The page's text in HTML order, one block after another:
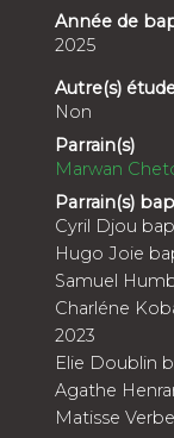
Année de
2025
Autre(s)
Non
Parrain(s)
Marwan
Parrain(s)
Cyril Djou
Hugo Joie
Samuel
Charléne
2023
Elie Doublin
Agathe
Matisse